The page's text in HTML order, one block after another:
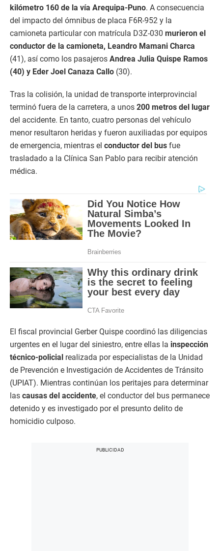
kilómetro 160 de la vía Arequipa-Puno. A consecuencia
del impacto del ómnibus de placa F6R-952 y la
camioneta particular con matrícula D3Z-030 murieron el
conductor de la camioneta, Leandro Mamani Charca
(41), así como los pasajeros Andrea Julia Quispe Ramos
(40) y Eder Joel Canaza Callo (30).
Tras la colisión, la unidad de transporte interprovincial
terminó fuera de la carretera, a unos 200 metros del lugar
del accidente. En tanto, cuatro personas del vehículo
menor resultaron heridas y fueron auxiliadas por equipos
de emergencia, mientras el conductor del bus fue
trasladado a la Clínica San Pablo para recibir atención
médica.
El fiscal provincial Gerber Quispe coordinó las diligencias
urgentes en el lugar del siniestro, entre ellas la inspección
técnico-policial realizada por especialistas de la Unidad
de Prevención e Investigación de Accidentes de Tránsito
(UPIAT). Mientras continúan los peritajes para determinar
las causas del accidente, el conductor del bus permanece
detenido y es investigado por el presunto delito de
homicidio culposo.